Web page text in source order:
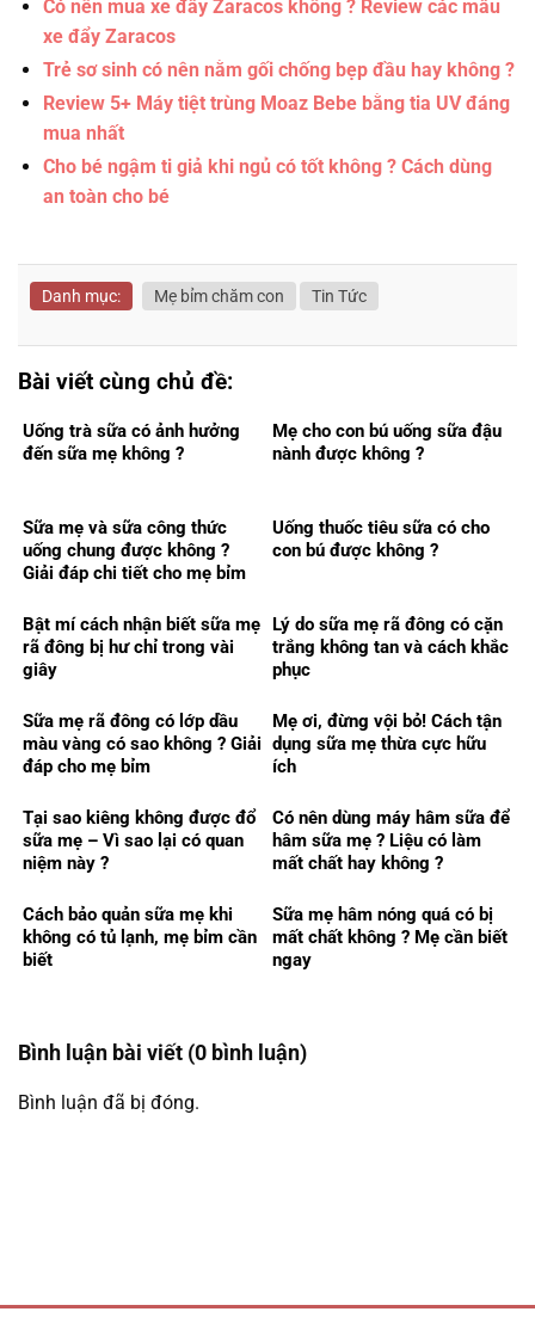
Có nên mua xe đẩy Zaracos không ? Review các mẫu
xe đẩy Zaracos
Trẻ sơ sinh có nên nằm gối chống bẹp đầu hay không ?
Review 5+ Máy tiệt trùng Moaz Bebe bằng tia UV đáng
mua nhất
Cho bé ngậm ti giả khi ngủ có tốt không ? Cách dùng
an toàn cho bé
Danh mục: Mẹ bỉm chăm con Tin Tức
Bài viết cùng chủ đề:
Uống trà sữa có ảnh hưởng
đến sữa mẹ không ?
Mẹ cho con bú uống sữa đậu
nành được không ?
Sữa mẹ và sữa công thức
uống chung được không ?
Giải đáp chi tiết cho mẹ bỉm
Uống thuốc tiêu sữa có cho
con bú được không ?
Bật mí cách nhận biết sữa mẹ
rã đông bị hư chỉ trong vài
giây
Lý do sữa mẹ rã đông có cặn
trắng không tan và cách khắc
phục
Sữa mẹ rã đông có lớp dầu
màu vàng có sao không ? Giải
đáp cho mẹ bỉm
Mẹ ơi, đừng vội bỏ! Cách tận
dụng sữa mẹ thừa cực hữu
ích
Tại sao kiêng không được đổ
sữa mẹ – Vì sao lại có quan
niệm này ?
Có nên dùng máy hâm sữa để
hâm sữa mẹ ? Liệu có làm
mất chất hay không ?
Cách bảo quản sữa mẹ khi
không có tủ lạnh, mẹ bỉm cần
biết
Sữa mẹ hâm nóng quá có bị
mất chất không ? Mẹ cần biết
ngay
Bình luận bài viết (0 bình luận)
Bình luận đã bị đóng.